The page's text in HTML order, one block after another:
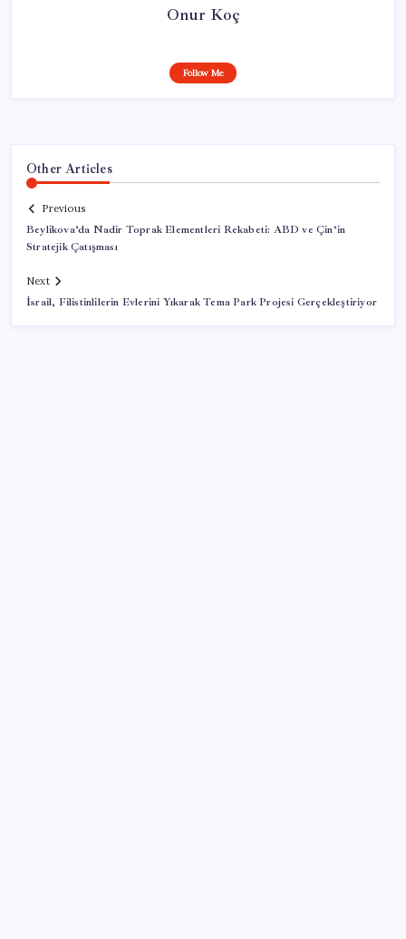
Onur Koç
Follow Me
Other Articles
Previous
Beylikova’da Nadir Toprak Elementleri Rekabeti: ABD ve Çin’in
Stratejik Çatışması
Next
İsrail, Filistinlilerin Evlerini Yıkarak Tema Park Projesi Gerçekleştiriyor